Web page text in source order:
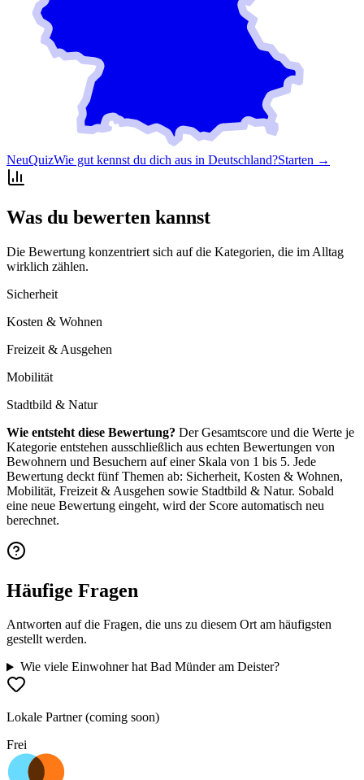
NeuQuizWie gut kennst du dich aus in Deutschland?Starten →
Was du bewerten kannst
Die Bewertung konzentriert sich auf die Kategorien, die im Alltag
wirklich zählen.
Sicherheit
Kosten & Wohnen
Freizeit & Ausgehen
Mobilität
Stadtbild & Natur
Wie entsteht diese Bewertung? Der Gesamtscore und die Werte je
Kategorie entstehen ausschließlich aus echten Bewertungen von
Bewohnern und Besuchern auf einer Skala von 1 bis 5. Jede
Bewertung deckt fünf Themen ab: Sicherheit, Kosten & Wohnen,
Mobilität, Freizeit & Ausgehen sowie Stadtbild & Natur. Sobald
eine neue Bewertung eingeht, wird der Score automatisch neu
berechnet.
Häufige Fragen
Antworten auf die Fragen, die uns zu diesem Ort am häufigsten
gestellt werden.
Wie viele Einwohner hat Bad Münder am Deister?
Lokale Partner (coming soon)
Frei